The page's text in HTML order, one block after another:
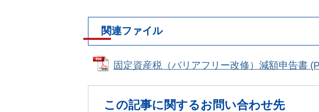
関連ファイル
固定資産税（バリアフリー改修）減額申告書
この記事に関するお問い合わせ先